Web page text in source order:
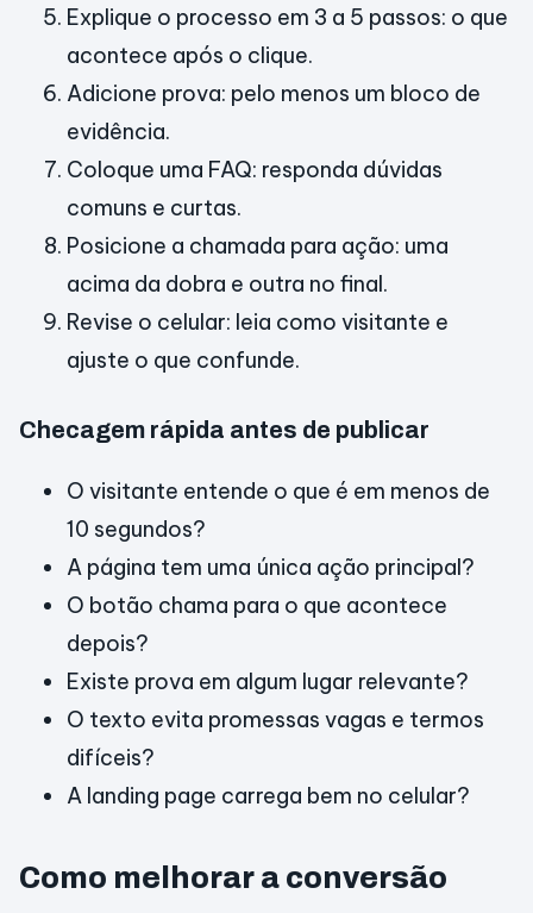
Explique o processo em 3 a 5 passos: o que
acontece após o clique.
Adicione prova: pelo menos um bloco de
evidência.
Coloque uma FAQ: responda dúvidas
comuns e curtas.
Posicione a chamada para ação: uma
acima da dobra e outra no final.
Revise o celular: leia como visitante e
ajuste o que confunde.
Checagem rápida antes de publicar
O visitante entende o que é em menos de
10 segundos?
A página tem uma única ação principal?
O botão chama para o que acontece
depois?
Existe prova em algum lugar relevante?
O texto evita promessas vagas e termos
difíceis?
A landing page carrega bem no celular?
Como melhorar a conversão